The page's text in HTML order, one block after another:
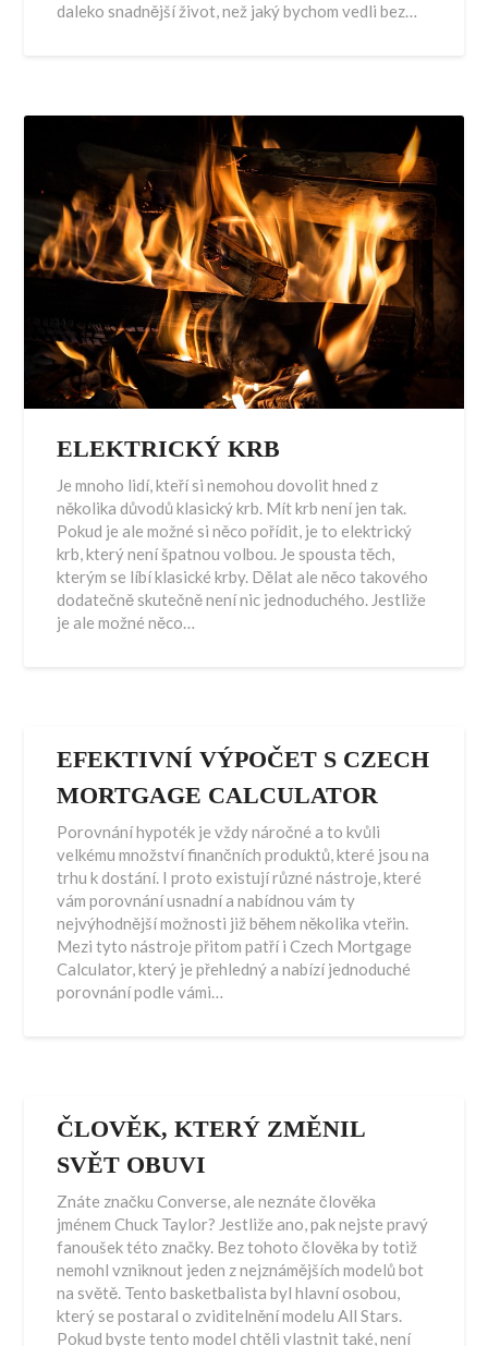
daleko snadnější život, než jaký bychom vedli bez…
ELEKTRICKÝ KRB
Je mnoho lidí, kteří si nemohou dovolit hned z
několika důvodů klasický krb. Mít krb není jen tak.
Pokud je ale možné si něco pořídit, je to elektrický
krb, který není špatnou volbou. Je spousta těch,
kterým se líbí klasické krby. Dělat ale něco takového
dodatečně skutečně není nic jednoduchého. Jestliže
je ale možné něco…
EFEKTIVNÍ VÝPOČET S CZECH
MORTGAGE CALCULATOR
Porovnání hypoték je vždy náročné a to kvůli
velkému množství finančních produktů, které jsou na
trhu k dostání. I proto existují různé nástroje, které
vám porovnání usnadní a nabídnou vám ty
nejvýhodnější možnosti již během několika vteřin.
Mezi tyto nástroje přitom patří i Czech Mortgage
Calculator, který je přehledný a nabízí jednoduché
porovnání podle vámi…
ČLOVĚK, KTERÝ ZMĚNIL
SVĚT OBUVI
Znáte značku Converse, ale neznáte člověka
jménem Chuck Taylor? Jestliže ano, pak nejste pravý
fanoušek této značky. Bez tohoto člověka by totiž
nemohl vzniknout jeden z nejznámějších modelů bot
na světě. Tento basketbalista byl hlavní osobou,
který se postaral o zviditelnění modelu All Stars.
Pokud byste tento model chtěli vlastnit také, není